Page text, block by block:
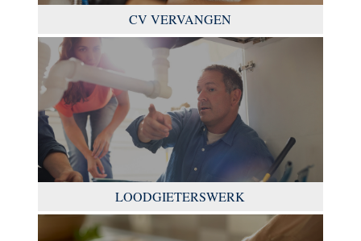
CV VERVANGEN
LOODGIETERSWERK